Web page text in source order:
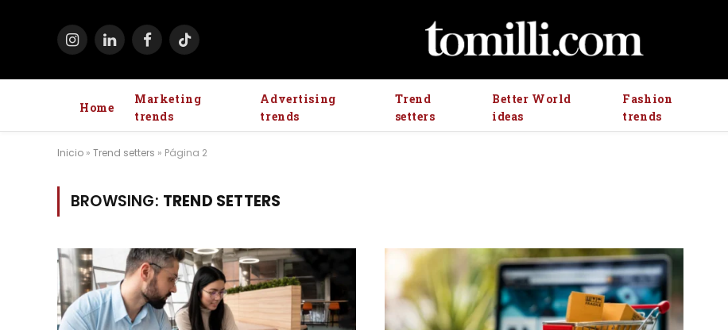
InstagramLinkedInFacebook
TikTok
Home
Marketing
trends
Advertising
trends
Trend
setters
Better World
ideas
Fashion
trends
Inicio » Trend setters » Página 2
BROWSING: TREND SETTERS
sociales y su relación con la
ansiedad de los usuarios
3 agosto, 2026